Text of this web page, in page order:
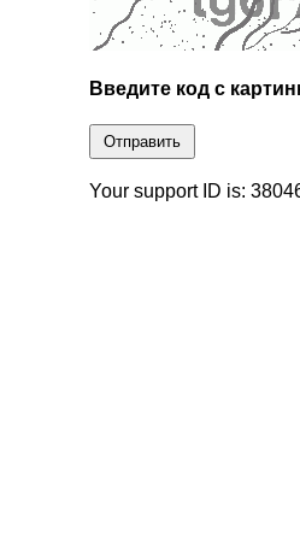
Введите код с
Отправить
Your support ID is: